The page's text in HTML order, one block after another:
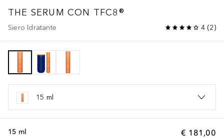
THE SERUM CON TFC8®
Siero Idratante 4 (2)
15 ml
€ 181,00
15 ml